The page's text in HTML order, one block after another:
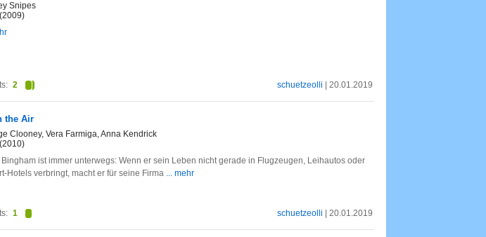
Snipes
schuetzeolli | 20.01.2019
2
the Air
Clooney, Vera Farmiga, Anna Kendrick
Bingham ist immer unterwegs: Wenn er sein Leben nicht gerade in Flugzeugen, Leihautos oder
Hotels verbringt, macht er für seine Firma ... mehr
schuetzeolli | 20.01.2019
1